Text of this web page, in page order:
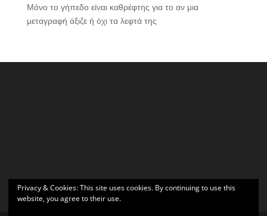
Μόνο το γήπεδο είναι καθρέφτης για το αν μια
μεταγραφή άξιζε ή όχι τα λεφτά της
Privacy & Cookies: This site uses cookies. By continuing to use this
website, you agree to their use.